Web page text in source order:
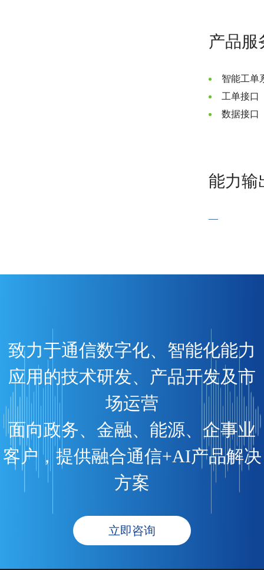
产品服
智能工单
工单接口
数据接口
能力输
—
致力于通信数字化、智能化能力
应用的技术研发、产品开发及市
场运营
面向政务、金融、能源、企事业
客户，提供融合通信+AI产品解决
方案
立即咨询